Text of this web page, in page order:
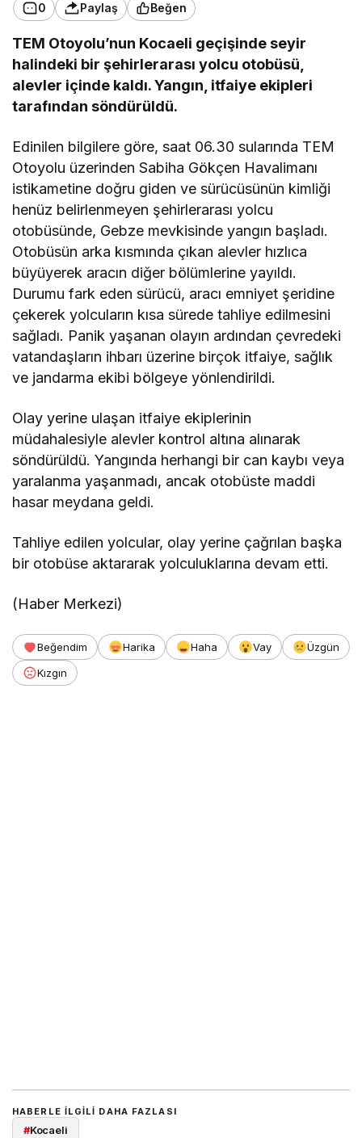
0 Paylaş Beğen
TEM Otoyolu’nun Kocaeli geçişinde seyir
halindeki bir şehirlerarası yolcu otobüsü,
alevler içinde kaldı. Yangın, itfaiye ekipleri
tarafından söndürüldü.
Edinilen bilgilere göre, saat 06.30 sularında TEM
Otoyolu üzerinden Sabiha Gökçen Havalimanı
istikametine doğru giden ve sürücüsünün kimliği
henüz belirlenmeyen şehirlerarası yolcu
otobüsünde, Gebze mevkisinde yangın başladı.
Otobüsün arka kısmında çıkan alevler hızlıca
büyüyerek aracın diğer bölümlerine yayıldı.
Durumu fark eden sürücü, aracı emniyet şeridine
çekerek yolcuların kısa sürede tahliye edilmesini
sağladı. Panik yaşanan olayın ardından çevredeki
vatandaşların ihbarı üzerine birçok itfaiye, sağlık
ve jandarma ekibi bölgeye yönlendirildi.
Olay yerine ulaşan itfaiye ekiplerinin
müdahalesiyle alevler kontrol altına alınarak
söndürüldü. Yangında herhangi bir can kaybı veya
yaralanma yaşanmadı, ancak otobüste maddi
hasar meydana geldi.
Tahliye edilen yolcular, olay yerine çağrılan başka
bir otobüse aktararak yolculuklarına devam etti.
(Haber Merkezi)
Beğendim Harika Haha Vay
Üzgün
Kızgın
HABERLE ILGILI DAHA FAZLASI
#Kocaeli